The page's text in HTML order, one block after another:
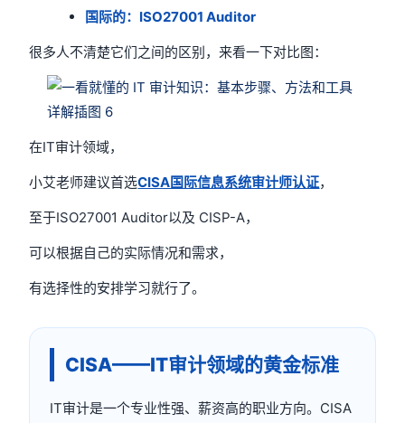
国际的：ISO27001 Auditor
很多人不清楚它们之间的区别，来看一下对比图：
在IT审计领域，
小艾老师建议首选CISA国际信息系统审计师认证，
至于ISO27001 Auditor以及 CISP-A，
可以根据自己的实际情况和需求，
有选择性的安排学习就行了。
CISA——IT审计领域的黄金标准
IT审计是一个专业性强、薪资高的职业方向。CISA